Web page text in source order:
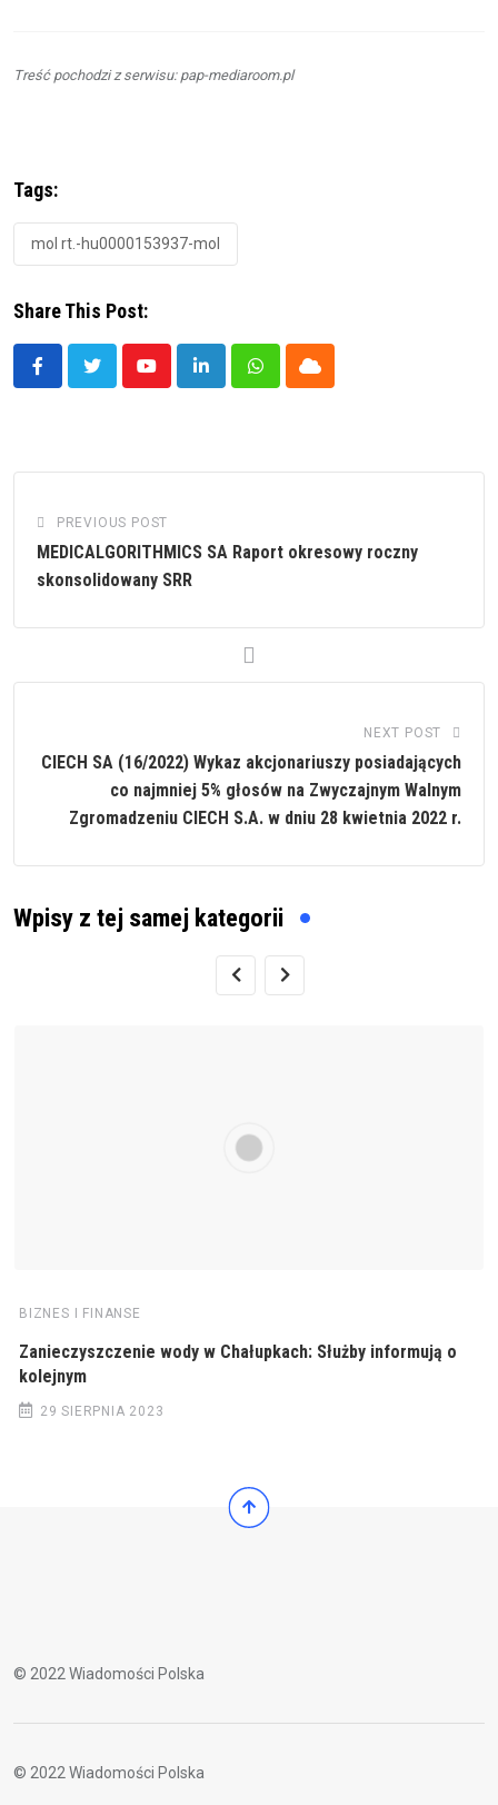
Treść pochodzi z serwisu: pap-mediaroom.pl
Tags:
mol rt.-hu0000153937-mol
Share This Post:
YoutubeLinkedInWhatsappCloud
PREVIOUS POST
MEDICALGORITHMICS SA Raport okresowy roczny
skonsolidowany SRR
NEXT POST
CIECH SA (16/2022) Wykaz akcjonariuszy posiadających
co najmniej 5% głosów na Zwyczajnym Walnym
Zgromadzeniu CIECH S.A. w dniu 28 kwietnia 2022 r.
Wpisy z tej samej kategorii
BIZNES I FINANSE
Zanieczyszczenie wody w Chałupkach: Służby informują o
kolejnym
29 SIERPNIA 2023
© 2022 Wiadomości Polska
© 2022 Wiadomości Polska